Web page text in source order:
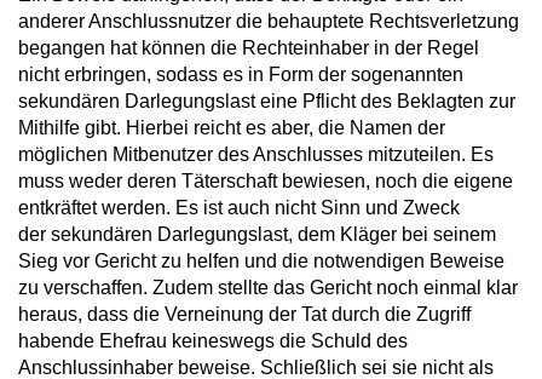
anderer Anschlussnutzer die behauptete Rechtsverletzung
begangen hat können die Rechteinhaber in der Regel
nicht erbringen, sodass es in Form der sogenannten
sekundären Darlegungslast eine Pflicht des Beklagten zur
Mithilfe gibt. Hierbei reicht es aber, die Namen der
möglichen Mitbenutzer des Anschlusses mitzuteilen. Es
muss weder deren Täterschaft bewiesen, noch die eigene
entkräftet werden. Es ist auch nicht Sinn und Zweck
der sekundären Darlegungslast, dem Kläger bei seinem
Sieg vor Gericht zu helfen und die notwendigen Beweise
zu verschaffen. Zudem stellte das Gericht noch einmal klar
heraus, dass die Verneinung der Tat durch die Zugriff
habende Ehefrau keineswegs die Schuld des
Anschlussinhaber beweise. Schließlich sei sie nicht als